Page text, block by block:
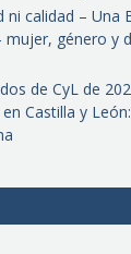
ni calidad – Una
mujer, género y
de CyL de
Castilla y